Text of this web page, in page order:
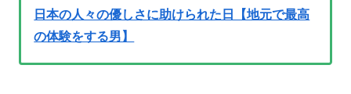
日本の人々の優しさに助けられた日【地元で最高
の体験をする男】